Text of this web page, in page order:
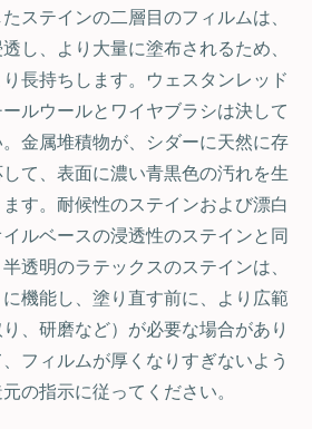
ステインの二層目のフィルムは、
し、より大量に塗布されるため、
長持ちします。ウェスタンレッド
ルウールとワイヤブラシは決して
金属堆積物が、シダーに天然に存
て、表面に濃い青黒色の汚れを生
す。耐候性のステインおよび漂白
ルベースの浸透性のステインと同
透明のラテックスのステインは、
機能し、塗り直す前に、より広範
、研磨など）が必要な場合があり
フィルムが厚くなりすぎないよう
の指示に従ってください。